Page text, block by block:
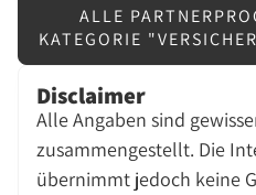
ALLE
KATEGORIE
Disclaimer
Alle Angaben sind
zusammengestellt. Die
übernimmt jedoch keine